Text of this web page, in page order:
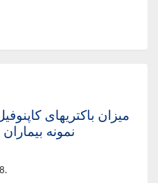
میزان باکتریهای
نمونه بیماران